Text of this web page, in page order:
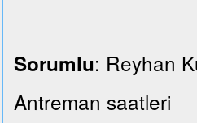
Sorumlu: Reyhan
Antreman saatleri